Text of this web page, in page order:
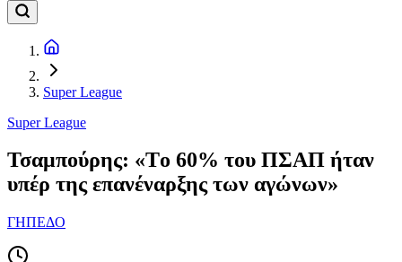
Super League
Super League
Τσαμπούρης: «Tο 60% του ΠΣΑΠ ήταν
υπέρ της επανέναρξης των αγώνων»
ΓΗΠΕΔΟ